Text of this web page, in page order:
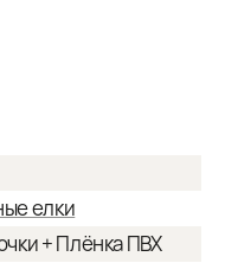
елки
+ Плёнка ПВХ